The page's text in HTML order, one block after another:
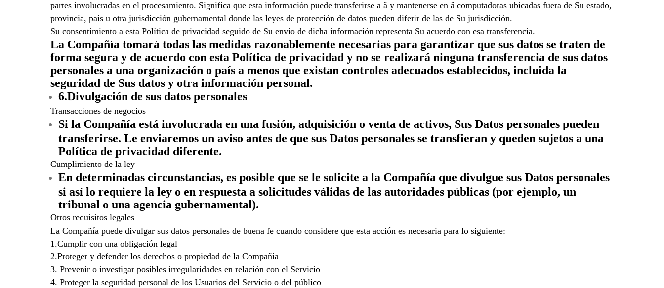
partes involucradas en el procesamiento. Significa que esta información puede transferirse a â y mantenerse en â computadoras ubicadas fuera de Su estado,
provincia, país u otra jurisdicción gubernamental donde las leyes de protección de datos pueden diferir de las de Su jurisdicción.
Su consentimiento a esta Política de privacidad seguido de Su envío de dicha información representa Su acuerdo con esa transferencia.
La Compañía tomará todas las medidas razonablemente necesarias para garantizar que sus datos se traten de
forma segura y de acuerdo con esta Política de privacidad y no se realizará ninguna transferencia de sus datos
personales a una organización o país a menos que existan controles adecuados establecidos, incluida la
seguridad de Sus datos y otra información personal.
6.Divulgación de sus datos personales
Transacciones de negocios
Si la Compañía está involucrada en una fusión, adquisición o venta de activos, Sus Datos personales pueden
transferirse. Le enviaremos un aviso antes de que sus Datos personales se transfieran y queden sujetos a una
Política de privacidad diferente.
Cumplimiento de la ley
En determinadas circunstancias, es posible que se le solicite a la Compañía que divulgue sus Datos personales
si así lo requiere la ley o en respuesta a solicitudes válidas de las autoridades públicas (por ejemplo, un
tribunal o una agencia gubernamental).
Otros requisitos legales
La Compañía puede divulgar sus datos personales de buena fe cuando considere que esta acción es necesaria para lo siguiente:
1.Cumplir con una obligación legal
2.Proteger y defender los derechos o propiedad de la Compañía
3. Prevenir o investigar posibles irregularidades en relación con el Servicio
4. Proteger la seguridad personal de los Usuarios del Servicio o del público